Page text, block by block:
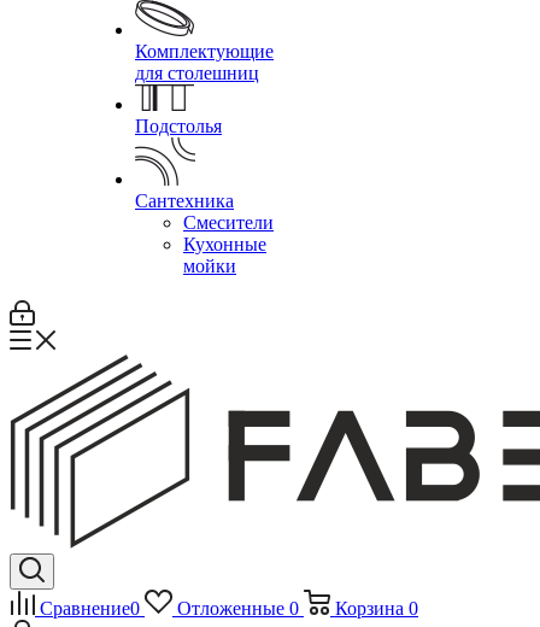
Комплектующие
для столешниц
Подстолья
Сантехника
Смесители
Кухонные
мойки
Сравнение0 Отложенные 0 Корзина 0